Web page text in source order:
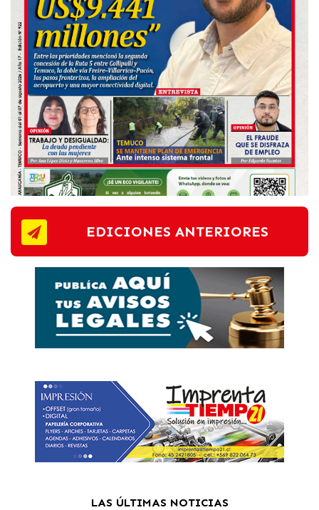
EDICIONES ANTERIORES
LAS ÚLTIMAS NOTICIAS